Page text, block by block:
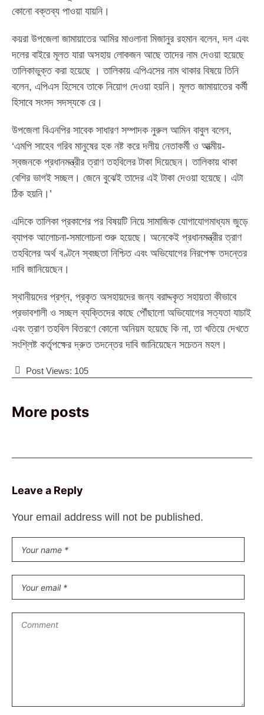
কোনো বক্তব্য পাওয়া যায়নি।
কয়রা উপজেলা জামায়াতের আমির মাওলানা মিজানুর রহমান বলেন, দল এবং
দলের বাইরে মূলত যারা অসহায় লোকজন আছে তাদের নাম দেওয়া হয়েছে
তালিকাভুক্ত করা হয়েছে । তালিকায় এপিএসের নাম থাকার বিষয়ে তিনি
বলেন, এপিএস হিসেবে তাকে নিয়োগ দেওয়া হয়নি। মূলত জামায়াতের কর্মী
হিসাবে সংসদ সদস্যকে রে।
উপজেলা বিএনপির সাবেক সাধারণ সম্পাদক নুরুল আমিন বাবুল বলেন,
‘এমপি সাহেব গরিব মানুষের হক নষ্ট করে দলীয় নেতাকর্মী ও আত্মীয়-
স্বজনকে প্রধানমন্ত্রীর ত্রাণ তহবিলের টাকা দিয়েছেন। তালিকায় থাকা
বেশির ভাগই সচ্ছল। জেনে বুঝেই তাদের এই টাকা দেওয়া হয়েছে। এটা
ঠিক হয়নি।’
এদিকে তালিকা প্রকাশের পর বিষয়টি নিয়ে সামাজিক যোগাযোগমাধ্যম জুড়ে
ব্যাপক আলোচনা-সমালোচনা শুরু হয়েছে। অনেকেই প্রধানমন্ত্রীর ত্রাণ
তহবিলের অর্থ বণ্টনে স্বচ্ছতা নিশ্চিত এবং অভিযোগের নিরপেক্ষ তদন্তের
দাবি জানিয়েছেন।
স্থানীয়দের প্রশ্ন, প্রকৃত অসহায়দের জন্য বরাদ্দকৃত সহায়তা কীভাবে
প্রভাবশালী ও সচ্ছল ব্যক্তিদের কাছে পৌঁছালো অভিযোগের সত্যতা যাচাই
এবং ত্রাণ তহবিল বিতরণে কোনো অনিয়ম হয়েছে কি না, তা খতিয়ে দেখতে
সংশ্লিষ্ট কর্তৃপক্ষের দ্রুত তদন্তের দাবি জানিয়েছেন সচেতন মহল।
Post Views: 105
More posts
Leave a Reply
Your email address will not be published.